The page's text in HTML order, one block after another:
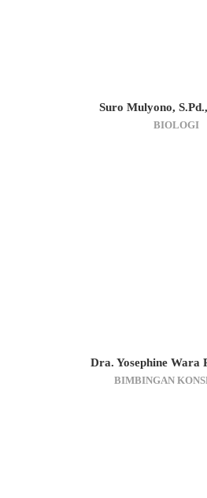
Suro Mulyono,
BIOLOGI
Dra. Yosephine Wara
BIMBINGAN